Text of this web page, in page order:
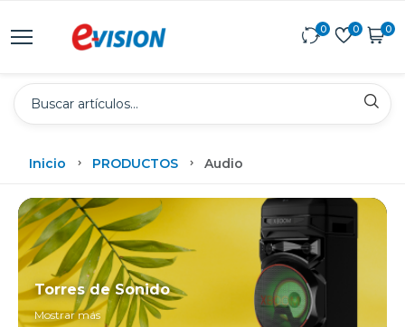
0 0 0
Inicio PRODUCTOS Audio
Torres de Sonido
Mostrar más